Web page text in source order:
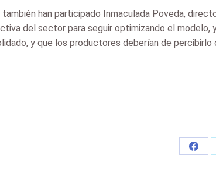
también han participado Inmaculada Poveda,
del sector para seguir optimizando el modelo,
y que los productores deberían de
Share